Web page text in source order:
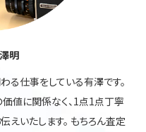
明
る仕事をしている有澤です。
価値に関係なく、1点1点丁寧
えいたします。 もちろん査定